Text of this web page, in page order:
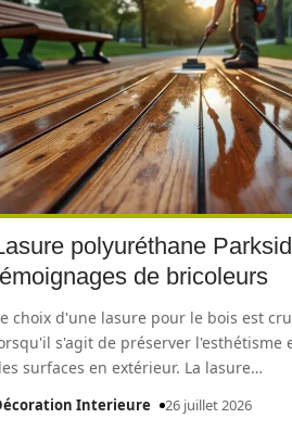
polyuréthane
de bricoleurs
choix d'une lasure pour le bois est
s'agit de préserver l'esthétisme
surfaces en extérieur. La lasure…
Interieure 26 juillet 2026